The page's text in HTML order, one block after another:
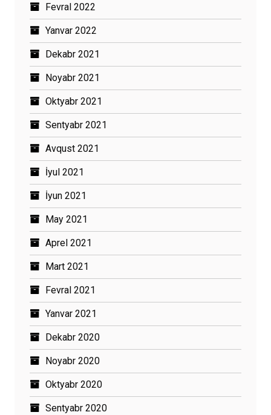
Fevral 2022
Yanvar 2022
Dekabr 2021
Noyabr 2021
Oktyabr 2021
Sentyabr 2021
Avqust 2021
İyul 2021
İyun 2021
May 2021
Aprel 2021
Mart 2021
Fevral 2021
Yanvar 2021
Dekabr 2020
Noyabr 2020
Oktyabr 2020
Sentyabr 2020